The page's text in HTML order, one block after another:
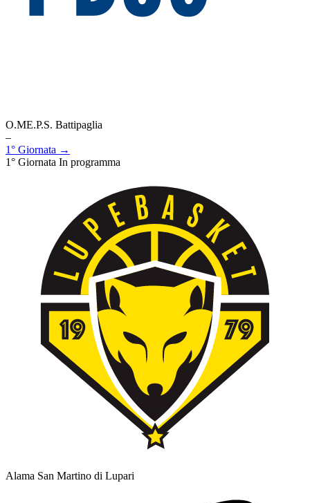
O.ME.P.S. Battipaglia
–
1° Giornata →
1° Giornata In programma
Alama San Martino di Lupari